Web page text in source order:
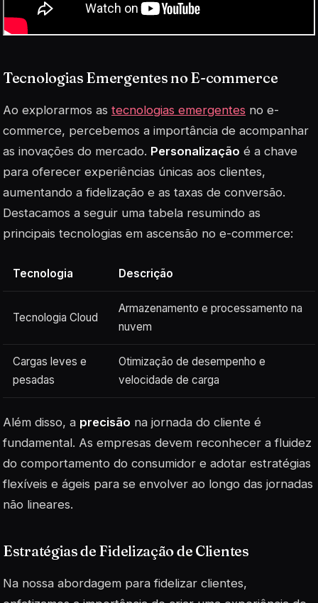
Tecnologias Emergentes no E-commerce
Ao explorarmos as tecnologias emergentes no e-
commerce, percebemos a importância de acompanhar
as inovações do mercado. Personalização é a chave
para oferecer experiências únicas aos clientes,
aumentando a fidelização e as taxas de conversão.
Destacamos a seguir uma tabela resumindo as
principais tecnologias em ascensão no e-commerce:
Tecnologia Descrição
Tecnologia Cloud
Armazenamento e processamento na
nuvem
Cargas leves e
pesadas
Otimização de desempenho e
velocidade de carga
Além disso, a precisão na jornada do cliente é
fundamental. As empresas devem reconhecer a fluidez
do comportamento do consumidor e adotar estratégias
flexíveis e ágeis para se envolver ao longo das jornadas
não lineares.
Estratégias de Fidelização de Clientes
Na nossa abordagem para fidelizar clientes,